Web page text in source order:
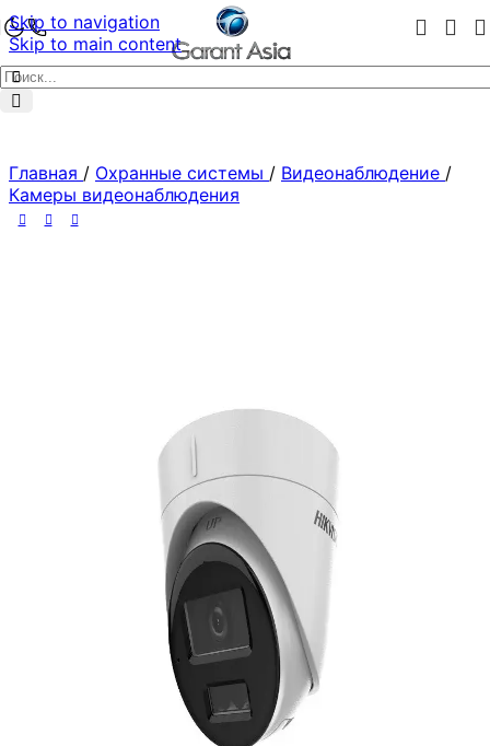
Skip to navigation
Skip to main content
Главная / Охранные системы / Видеонаблюдение /
Камеры видеонаблюдения